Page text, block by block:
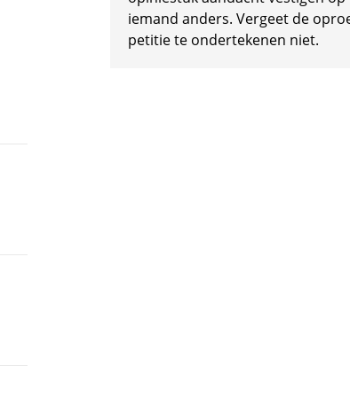
iemand anders. Vergeet de
petitie te ondertekenen niet.